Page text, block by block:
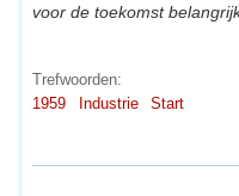
voor de toekomst
Trefwoorden:
1959
Industrie Start